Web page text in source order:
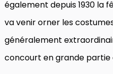
également depuis 1930 la
va venir orner les
généralement
concourt en grande partie